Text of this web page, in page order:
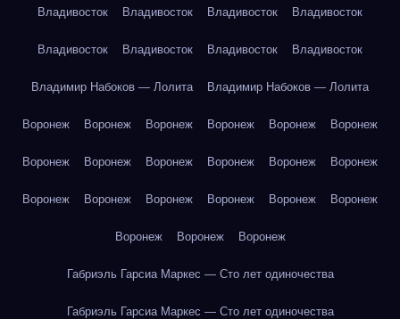
Владивосток Владивосток Владивосток Владивосток
Владивосток Владивосток Владивосток Владивосток
Владимир Набоков — Лолита Владимир Набоков — Лолита
Воронеж Воронеж Воронеж Воронеж Воронеж Воронеж
Воронеж Воронеж Воронеж Воронеж Воронеж Воронеж
Воронеж Воронеж Воронеж Воронеж Воронеж Воронеж
Воронеж Воронеж Воронеж
Габриэль Гарсиа Маркес — Сто лет одиночества
Габриэль Гарсиа Маркес — Сто лет одиночества